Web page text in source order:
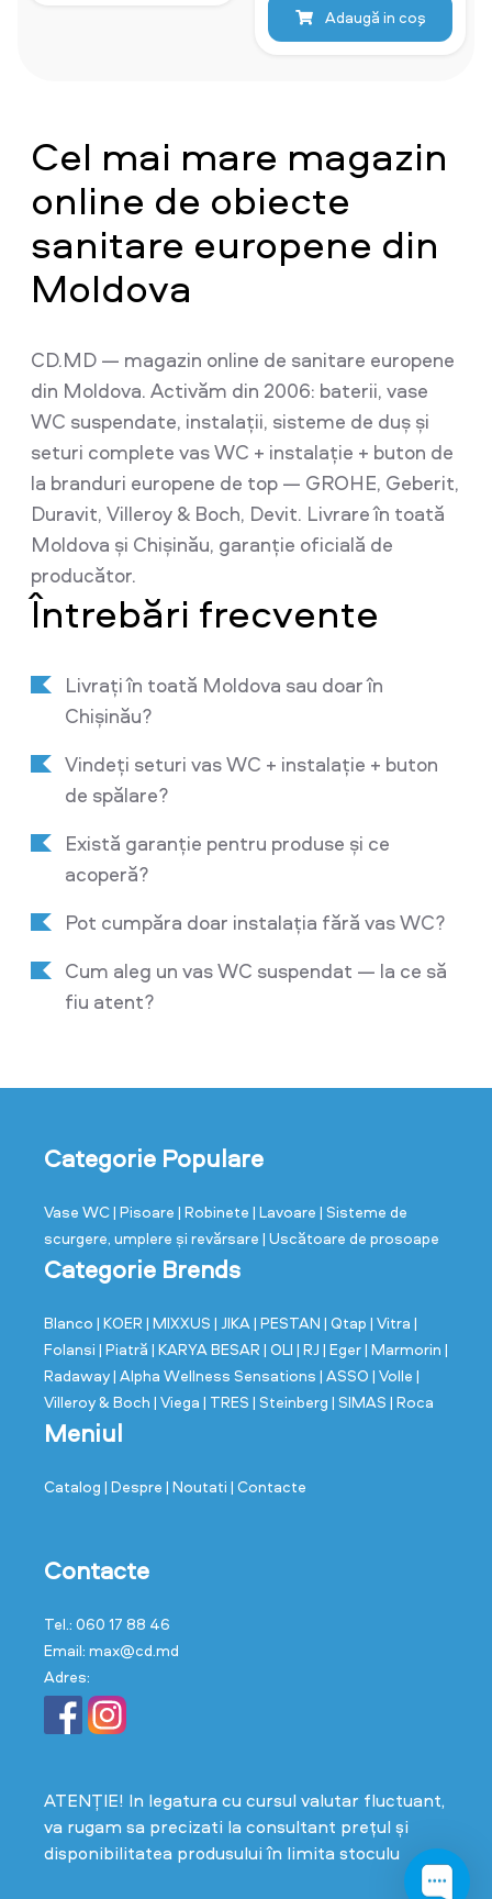
Adaugă in coş
Cel mai mare magazin
online de obiecte
sanitare europene din
Moldova
CD.MD — magazin online de sanitare europene
din Moldova. Activăm din 2006: baterii, vase
WC suspendate, instalații, sisteme de duș și
seturi complete vas WC + instalație + buton de
la branduri europene de top — GROHE, Geberit,
Duravit, Villeroy & Boch, Devit. Livrare în toată
Moldova și Chișinău, garanție oficială de
producător.
Întrebări frecvente
Livrați în toată Moldova sau doar în
Chișinău?
Vindeți seturi vas WC + instalație + buton
de spălare?
Există garanție pentru produse și ce
acoperă?
Pot cumpăra doar instalația fără vas WC?
Cum aleg un vas WC suspendat — la ce să
fiu atent?
Categorie Populare
Vase WC| Pisoare | Robinete | Lavoare | Sisteme de
scurgere, umplere și revărsare | Uscătoare de prosoape
Categorie Brends
Blanco | KOER | MIXXUS | JIKA| PESTAN | Qtap | Vitra |
Folansi | Piatră | KARYA BESAR | OLI | RJ | Eger| Marmorin |
Radaway| Alpha Wellness Sensations | ASSO | Volle |
Villeroy & Boch | Viega | TRES | Steinberg | SIMAS | Roca
Meniul
Catalog | Despre | Noutati | Contacte
Contacte
Tel.: 060 17 88 46
Email: max@cd.md
Adres:
ATENȚIE! In legatura cu cursul valutar fluctuant,
va rugam sa precizati la consultant prețul și
disponibilitatea produsului în limita stoculu